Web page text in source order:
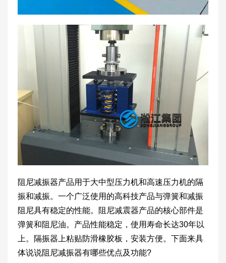
阻尼减振器产品用于大中型压力机和高速压力机的隔
振和减振。一个广泛使用的高科技产品与弹簧和减振
阻尼具有稳定的性能。阻尼减震器产品的核心部件是
弹簧和阻尼油。产品性能稳定，使用寿命长达30年以
上。隔振器上粘贴防滑橡胶板，安装方便。下面来具
体说说阻尼减振器有哪些优点及功能?